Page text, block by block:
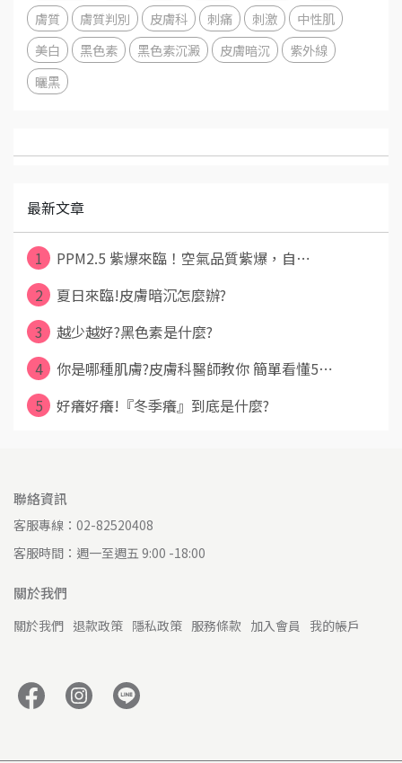
膚質
膚質判別 皮膚科 刺痛 刺激
中性肌
美白
黑色素 黑色素沉澱 皮膚暗沉
紫外線
曬黑
最新文章
1
PPM2.5 紫爆來臨！空氣品質紫爆，自⋯
2
夏日來臨!皮膚暗沉怎麼辦?
3
越少越好?黑色素是什麼?
4
你是哪種肌膚?皮膚科醫師教你 簡單看懂5⋯
5
好癢好癢!『冬季癢』到底是什麼?
聯絡資訊
客服專線：02-82520408
客服時間：週一至週五 9:00 -18:00
關於我們
關於我們 退款政策 隱私政策 服務條款 加入會員 我的帳戶